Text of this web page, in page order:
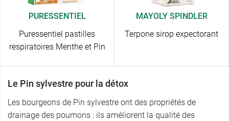
PURESSENTIEL
Puressentiel pastilles
respiratoires Menthe et Pin
MAYOLY SPINDLER
Terpone sirop expectorant
Le Pin sylvestre pour la détox
Les bourgeons de Pin sylvestre ont des propriétés de
drainage des poumons : ils améliorent la qualité des